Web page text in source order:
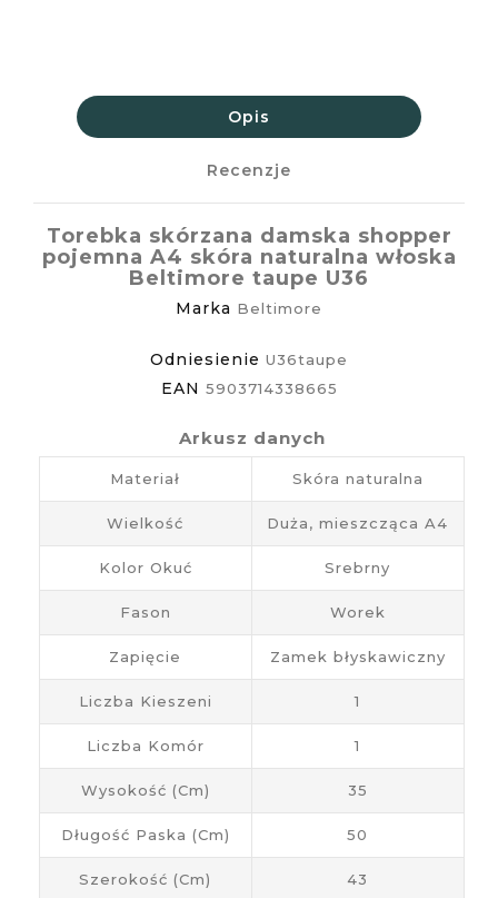
Opis
Recenzje
Torebka skórzana damska shopper
pojemna A4 skóra naturalna włoska
Beltimore taupe U36
Marka Beltimore
Odniesienie U36taupe
EAN 5903714338665
Arkusz danych
Materiał Skóra naturalna
Wielkość Duża, mieszcząca A4
Kolor Okuć Srebrny
Fason Worek
Zapięcie Zamek błyskawiczny
Liczba Kieszeni 1
Liczba Komór 1
Wysokość (cm) 35
Długość Paska (cm) 50
Szerokość (cm) 43